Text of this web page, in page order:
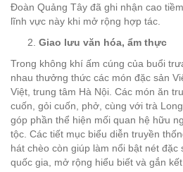
Đoàn Quảng Tây đã ghi nhận cao
lĩnh vực này khi mở rộng hợp tác.
Giao lưu văn hóa, ẩm thực
Trong không khí ấm cúng của buổi
nhau thưởng thức các món đặc sản
Việt, trung tâm Hà Nội. Các món ăn
cuốn, gỏi cuốn, phở, cùng với trà
góp phần thể hiện mối quan hệ hữu
tộc. Các tiết mục biểu diễn truyền
hát chèo còn giúp làm nổi bật nét đặc
quốc gia, mở rộng hiểu biết và gắn